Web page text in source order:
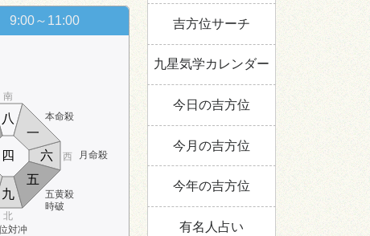
9:00～11:00
本命殺
月命殺
対冲
五黄殺
時破
南
北
西
九
一
四
五
六
八
吉方位サーチ
九星気学カレンダー
今日の吉方位
今月の吉方位
今年の吉方位
有名人占い